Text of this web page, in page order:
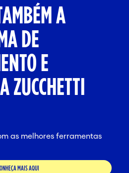
A
DE
E
ZUCCHETTI
as melhores ferramentas
MAIS AQUI